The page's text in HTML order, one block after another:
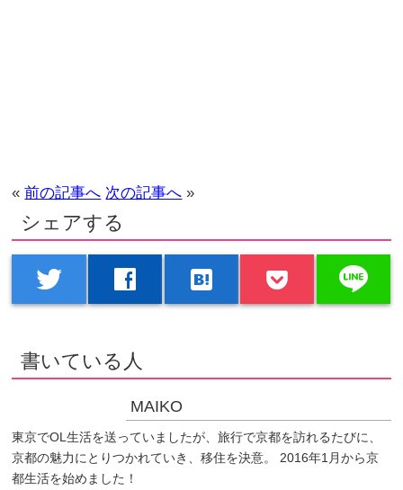
«前の記事へ 次の記事へ »
シェアする
twitter facebook hatenabookmark line
書いている人
MAIKO
東京でOL生活を送っていましたが、旅行で京都を訪れるたびに、
京都の魅力にとりつかれていき、移住を決意。 2016年1月から京
都生活を始めました！